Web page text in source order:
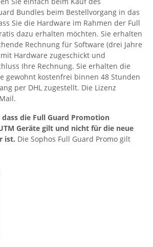
Bundles beim Bestellvorgang in das
Sie die Hardware im Rahmen der Full
dazu erhalten möchten. Sie erhalten
Rechnung für Software (drei Jahre
Hardware zugeschickt und
Ihre Rechnung. Sie erhalten die
gewohnt kostenfrei binnen 48 Stunden
per DHL zugestellt. Die Lizenz
die Full Guard Promotion
Geräte gilt und nicht für die neue
ist. Die Sophos Full Guard Promo gilt